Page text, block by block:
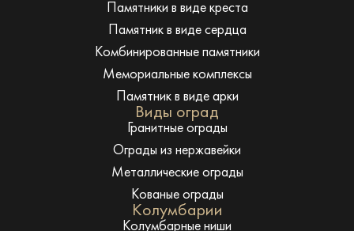
Памятники в виде креста
Памятник в виде сердца
Комбинированные памятники
Мемориальные комплексы
Памятник в виде арки
Виды оград
Гранитные ограды
Ограды из нержавейки
Металлические ограды
Кованые ограды
Колумбарии
Колумбарные ниши